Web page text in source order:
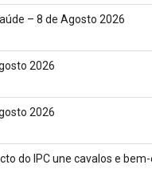
– 8 de Agosto 2026
2026
2026
do IPC une cavalos e